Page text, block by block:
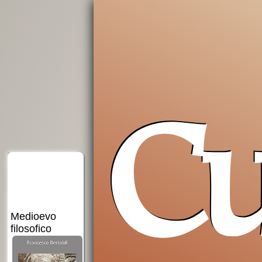
Insostituibile
democrazia
Introduzione
filosofia
Grazie,
Occidente!